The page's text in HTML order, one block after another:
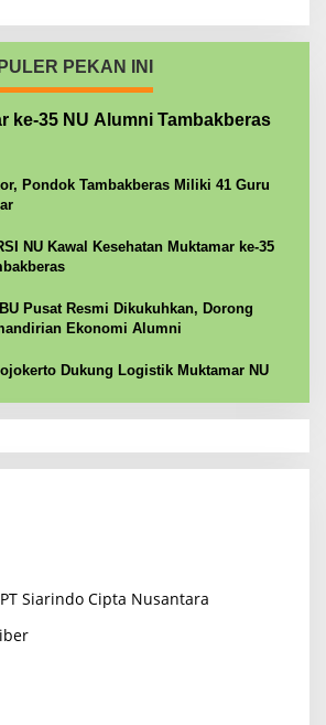
PEKAN INI
ke-35 NU Alumni Tambakberas
Pondok Tambakberas Miliki 41 Guru
NU Kawal Kesehatan Muktamar ke-35
Pusat Resmi Dikukuhkan, Dorong
Ekonomi Alumni
Dukung Logistik Muktamar NU
Siarindo Cipta Nusantara